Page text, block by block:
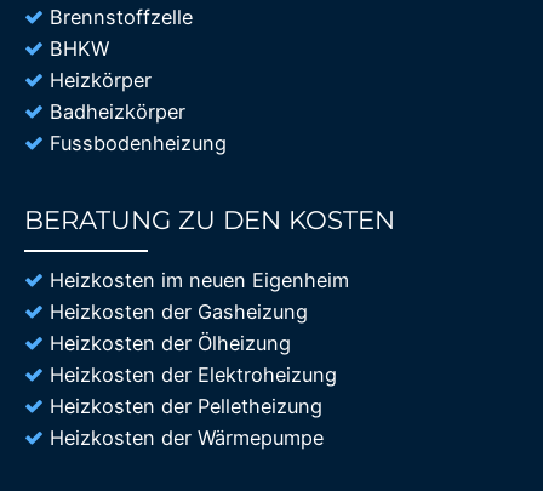
Brennstoffzelle
BHKW
Heizkörper
Badheizkörper
Fussbodenheizung
BERATUNG ZU DEN KOSTEN
Heizkosten im neuen Eigenheim
Heizkosten der Gasheizung
Heizkosten der Ölheizung
Heizkosten der Elektroheizung
Heizkosten der Pelletheizung
Heizkosten der Wärmepumpe